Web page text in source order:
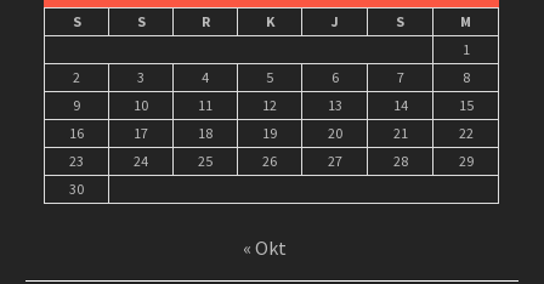
S S R K J S
M
1
2
3 4 5 6 7
8
9
10 11 12 13 14
15
16
17 18 19 20 21
22
23
24 25 26 27 28
29
30
« Okt